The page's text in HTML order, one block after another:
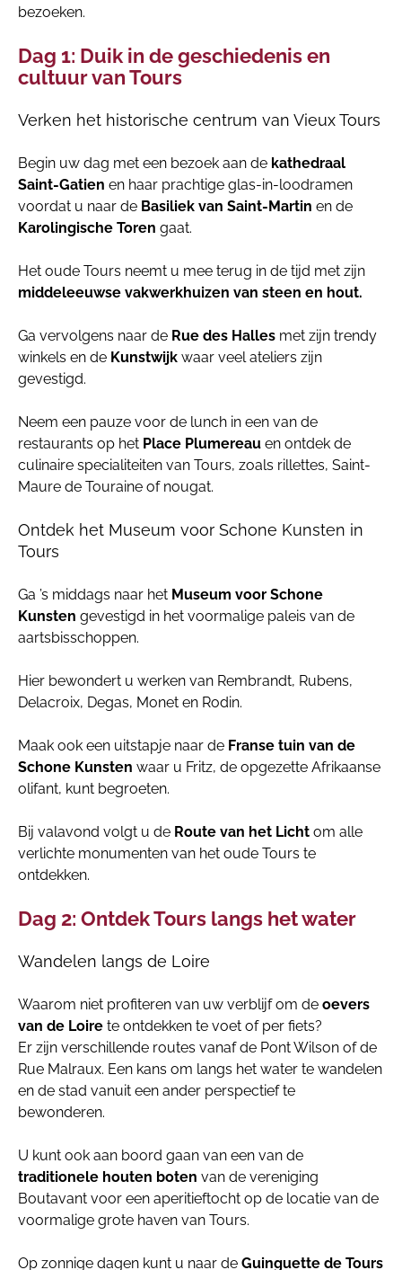
bezoeken.
Dag 1: Duik in de geschiedenis en
cultuur van Tours
Verken het historische centrum van Vieux Tours
Begin uw dag met een bezoek aan de kathedraal
Saint-Gatien en haar prachtige glas-in-loodramen
voordat u naar de Basiliek van Saint-Martin en de
Karolingische Toren gaat.
Het oude Tours neemt u mee terug in de tijd met zijn
middeleeuwse vakwerkhuizen van steen en hout.
Ga vervolgens naar de Rue des Halles met zijn trendy
winkels en de Kunstwijk waar veel ateliers zijn
gevestigd.
Neem een pauze voor de lunch in een van de
restaurants op het Place Plumereau en ontdek de
culinaire specialiteiten van Tours, zoals rillettes, Saint-
Maure de Touraine of nougat.
Ontdek het Museum voor Schone Kunsten in
Tours
Ga ’s middags naar het Museum voor Schone
Kunsten gevestigd in het voormalige paleis van de
aartsbisschoppen.
Hier bewondert u werken van Rembrandt, Rubens,
Delacroix, Degas, Monet en Rodin.
Maak ook een uitstapje naar de Franse tuin van de
Schone Kunsten waar u Fritz, de opgezette Afrikaanse
olifant, kunt begroeten.
Bij valavond volgt u de Route van het Licht om alle
verlichte monumenten van het oude Tours te
ontdekken.
Dag 2: Ontdek Tours langs het water
Wandelen langs de Loire
Waarom niet profiteren van uw verblijf om de oevers
van de Loire te ontdekken te voet of per fiets?
Er zijn verschillende routes vanaf de Pont Wilson of de
Rue Malraux. Een kans om langs het water te wandelen
en de stad vanuit een ander perspectief te
bewonderen.
U kunt ook aan boord gaan van een van de
traditionele houten boten van de vereniging
Boutavant voor een aperitieftocht op de locatie van de
voormalige grote haven van Tours.
Op zonnige dagen kunt u naar de Guinguette de Tours